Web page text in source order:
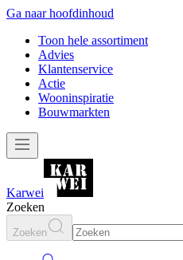
Ga naar hoofdinhoud
Toon hele assortiment
Advies
Klantenservice
Actie
Wooninspiratie
Bouwmarkten
Karwei
Zoeken
Zoeken